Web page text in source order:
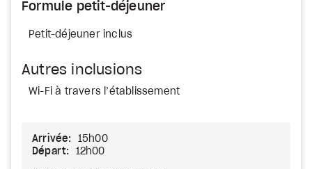
Formule petit-déjeuner
Petit-déjeuner inclus
Autres inclusions
Wi-Fi à travers l’établissement
Arrivée:
15h00
Départ:
12h00